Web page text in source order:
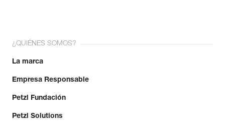
¿QUIÉNES SOMOS?
La marca
Empresa Responsable
Petzl Fundación
Petzl Solutions